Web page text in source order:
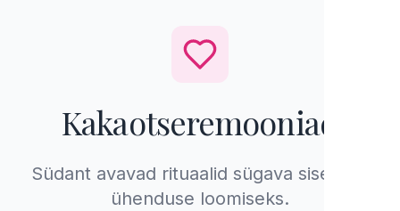
Kakaotseremooniad
Südant avavad rituaalid sügava sisemise
ühenduse loomiseks.